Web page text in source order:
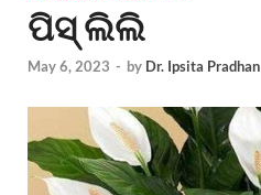
ପିସ୍ ଲିଲି
May 6, 2023 - by Dr. Ipsita Pradhan